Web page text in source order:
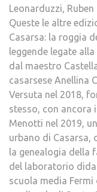
Leonarduzzi,
Queste le altre
Casarsa: la roggia
leggende legate
dal maestro
casarsese Anellina
Versuta nel 2018,
stesso, con ancora
Menotti nel 2019,
urbano di Casarsa,
la genealogia della
del laboratorio
scuola media Fermi